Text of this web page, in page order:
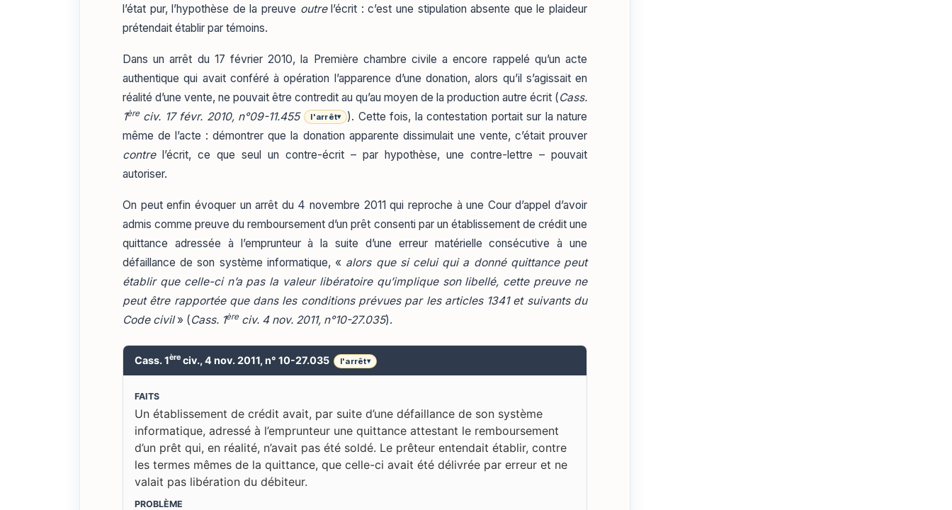
l’état pur, l’hypothèse de la preuve outrel’écrit : c’est une stipulation absente que le plaideur
prétendait établir par témoins.
Dans un arrêt du 17 février 2010, la Première chambre civile a encore rappelé qu’un acte
authentique qui avait conféré à opération l’apparence d’une donation, alors qu’il s’agissait en
réalité d’une vente, ne pouvait être contredit au qu’au moyen de la production autre écrit (Cass.
1èreciv. 17 févr. 2010, n°09-11.455 l'arrêt▾
). Cette fois, la contestation portait sur la nature
même de l’acte : démontrer que la donation apparente dissimulait une vente, c’était prouver
contrel’écrit, ce que seul un contre-écrit – par hypothèse, une contre-lettre – pouvait
autoriser.
On peut enfin évoquer un arrêt du 4 novembre 2011 qui reproche à une Cour d’appel d’avoir
admis comme preuve du remboursement d’un prêt consenti par un établissement de crédit une
quittance adressée à l’emprunteur à la suite d’une erreur matérielle consécutive à une
défaillance de son système informatique, « alors que si celui qui a donné quittance peut
établir que celle-ci n’a pas la valeur libératoire qu’implique son libellé, cette preuve ne
peut être rapportée que dans les conditions prévues par les articles 1341 et suivants du
Code civil» (Cass. 1èreciv. 4 nov. 2011, n°10-27.035).
Cass. 1ère civ., 4 nov. 2011, n° 10-27.035 l'arrêt▾
FAITS
Un établissement de crédit avait, par suite d’une défaillance de son système
informatique, adressé à l’emprunteur une quittance attestant le remboursement
d’un prêt qui, en réalité, n’avait pas été soldé. Le prêteur entendait établir, contre
les termes mêmes de la quittance, que celle-ci avait été délivrée par erreur et ne
valait pas libération du débiteur.
PROBLÈME